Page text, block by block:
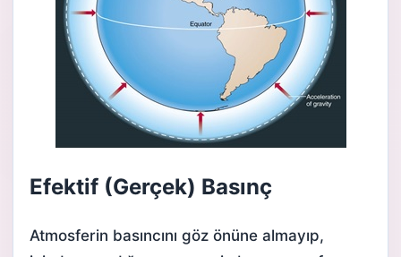
Efektif (Gerçek) Basınç
Atmosferin basıncını göz önüne almayıp,